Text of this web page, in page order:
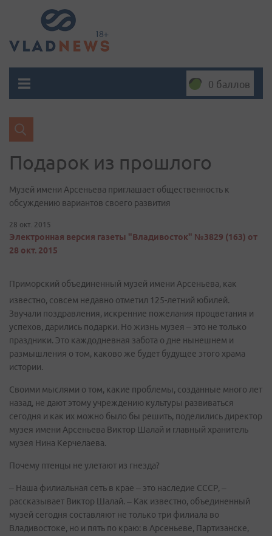
0 баллов
Подарок из прошлого
Музей имени Арсеньева приглашает общественность к
обсуждению вариантов своего развития
28 окт. 2015
Электронная версия газеты "Владивосток" №3829 (163) от
28 окт. 2015
Приморский объединенный музей имени Арсеньева, как
известно, совсем недавно отметил 125-летний юбилей.
Звучали поздравления, искренние пожелания процветания и
успехов, дарились подарки. Но жизнь музея – это не только
праздники. Это каждодневная забота о дне нынешнем и
размышления о том, каково же будет будущее этого храма
истории.
Своими мыслями о том, какие проблемы, созданные много лет
назад, не дают этому учреждению культуры развиваться
сегодня и как их можно было бы решить, поделились директор
музея имени Арсеньева Виктор Шалай и главный хранитель
музея Нина Керчелаева.
Почему птенцы не улетают из гнезда?
– Наша филиальная сеть в крае – это наследие СССР, –
рассказывает Виктор Шалай. – Как известно, объединенный
музей сегодня составляют не только три филиала во
Владивостоке, но и пять по краю: в Арсеньеве, Партизанске,